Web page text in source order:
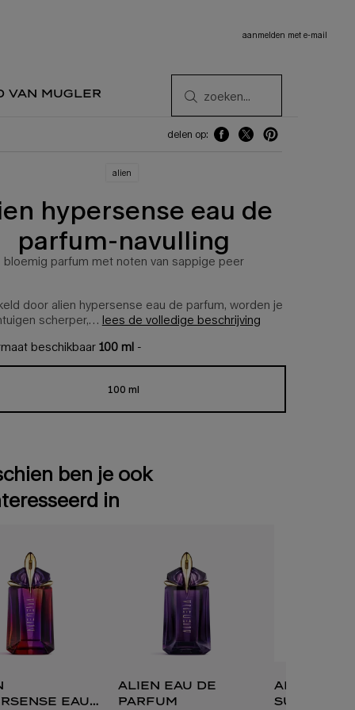
aanmelden met e-mail
van mugler zoeken...
delen op: delen op: facebook
delen op: twitter
delen op: pinterest
alien
hypersense eau de
parfum-navulling
bloemig parfum met noten van sappige peer
door alien hypersense eau de parfum, worden je
scherper,… lees de volledige beschrijving
beschikbaar 100 ml-
Geselecteerde
100 ml, 1 van 1
ben je ook
in
eau
alien eau de
parfum
alien
supra